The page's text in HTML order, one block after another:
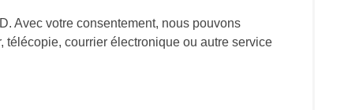
Avec votre consentement, nous pouvons
courrier électronique ou autre service